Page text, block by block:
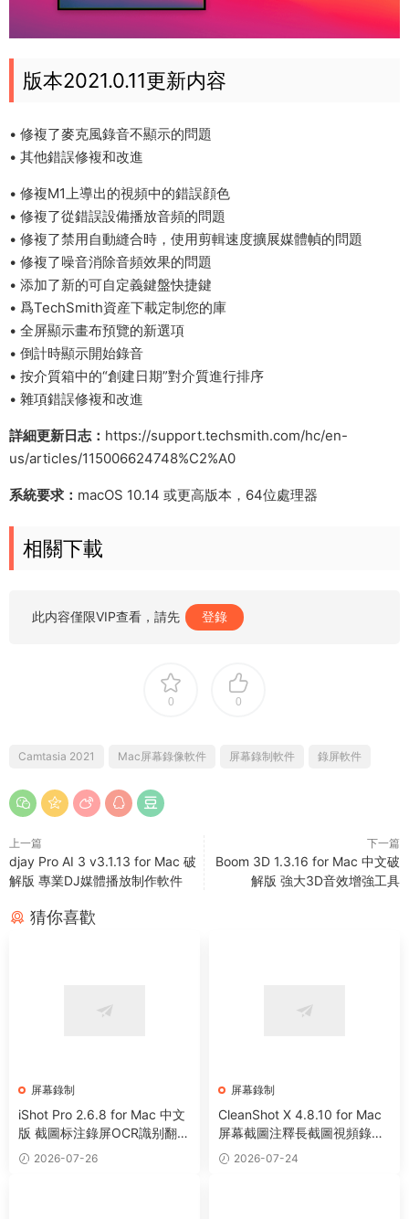
版本2021.0.11更新内容
• 修複了麥克風錄音不顯示的問題
• 其他錯誤修複和改進
• 修複M1上導出的視頻中的錯誤顔色
• 修複了從錯誤設備播放音頻的問題
• 修複了禁用自動縫合時，使用剪輯速度擴展媒體幀的問題
• 修複了噪音消除音頻效果的問題
• 添加了新的可自定義鍵盤快捷鍵
• 爲TechSmith資産下載定制您的庫
• 全屏顯示畫布預覽的新選項
• 倒計時顯示開始錄音
• 按介質箱中的“創建日期”對介質進行排序
• 雜項錯誤修複和改進
詳細更新日志： https://support.techsmith.com/hc/en-
us/articles/115006624748%C2%A0
系統要求： macOS 10.14 或更高版本，64位處理器
相關下載
此内容僅限VIP查看，請先 登錄
0 0
Camtasia 2021 Mac屏幕錄像軟件 屏幕錄制軟件 錄屏軟件
上一篇
djay Pro AI 3 v3.1.13 for Mac 破
解版 專業DJ媒體播放制作軟件
下一篇
Boom 3D 1.3.16 for Mac 中文破
解版 強大3D音效增強工具
猜你喜歡
屏幕錄制
iShot Pro 2.6.8 for Mac 中文
版 截圖标注錄屏OCR識别翻譯
神器2026-07-26
屏幕錄制
CleanShot X 4.8.10 for Mac
屏幕截圖注釋長截圖視頻錄制
文字識别工具
2026-07-24